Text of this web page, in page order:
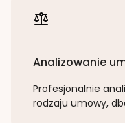
Analizowanie
Profesjonalnie
rodzaju umowy,